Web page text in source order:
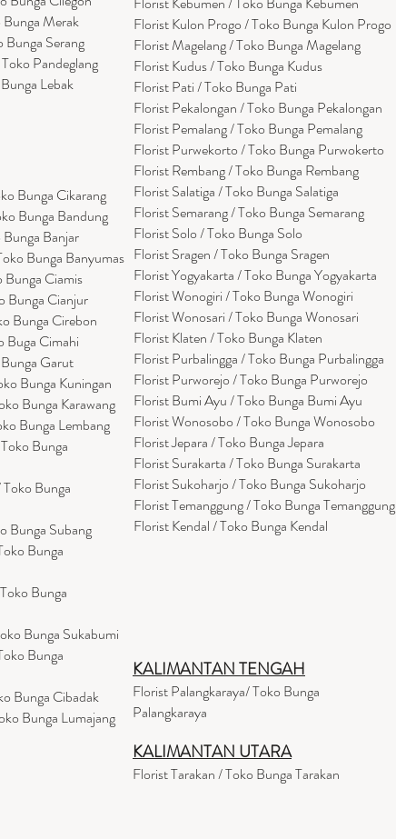
Merak
Bunga Serang
Pandeglang
Lebak
Bunga Cikarang
Bunga Bandung
Banjar
Bunga Banyumas
Bunga Ciamis
Bunga Cianjur
Bunga Cirebon
Buga Cimahi
Garut
Bunga Kuningan
Bunga Karawang
Bunga Lembang
Bunga
Bunga
Bunga Subang
Bunga
Bunga
Bunga Sukabumi
Bunga
Bunga Cibadak
Bunga Lumajang
Florist Kulon Progo / Toko Bunga Kulon Progo
Florist Magelang / Toko Bunga Magelang
Florist Kudus / Toko Bunga Kudus
Florist Pati / Toko Bunga Pati
Florist Pekalongan / Toko Bunga Pekalongan
Florist Pemalang / Toko Bunga Pemalang
Florist Purwekorto / Toko Bunga Purwokerto
Florist Rembang / Toko Bunga Rembang
Florist Salatiga / Toko Bunga Salatiga
Florist Semarang / Toko Bunga Semarang
Florist Solo / Toko Bunga Solo
Florist Sragen / Toko Bunga Sragen
Florist Yogyakarta / Toko Bunga Yogyakarta
Florist Wonogiri / Toko Bunga Wonogiri
Florist Wonosari / Toko Bunga Wonosari
Florist Klaten / Toko Bunga Klaten
Florist Purbalingga / Toko Bunga Purbalingga
Florist Purworejo / Toko Bunga Purworejo
Florist Bumi Ayu / Toko Bunga Bumi Ayu
Florist Wonosobo / Toko Bunga Wonosobo
Florist Jepara / Toko Bunga Jepara
Florist Surakarta / Toko Bunga Surakarta
Florist Sukoharjo / Toko Bunga Sukoharjo
Florist Temanggung / Toko Bunga Temanggung
Florist Kendal / Toko Bunga Kendal
KALIMANTAN TENGAH
Florist Palangkaraya/ Toko Bunga
Palangkaraya
KALIMANTAN UTARA
Florist Tarakan / Toko Bunga Tarakan